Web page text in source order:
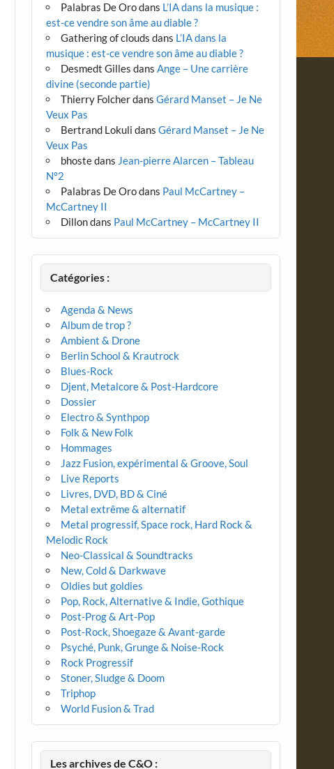
Palabras De Orodans L’IA dans la musique :
est-ce vendre son âme au diable ?
Gathering of clouds dans L’IA dans la
musique : est-ce vendre son âme au diable ?
Desmedt Gilles dansAnge – Une carrière
divine (seconde partie)
Thierry FolcherdansGérard Manset – Je Ne
Veux Pas
Bertrand Lokuli dansGérard Manset – Je Ne
Veux Pas
bhostedans Jean-pierre Alarcen – Tableau
N°2
Palabras De Orodans Paul McCartney –
McCartney II
Dillondans Paul McCartney – McCartney II
Catégories :
Agenda & News
Album de trop ?
Ambient & Drone
Berlin School & Krautrock
Blues-Rock
Djent, Metalcore & Post-Hardcore
Dossier
Electro & Synthpop
Folk & New Folk
Hommages
Jazz Fusion, expérimental & Groove, Soul
Live Reports
Livres, DVD, BD & Ciné
Metal extrême & alternatif
Metal progressif, Space rock, Hard Rock &
Melodic Rock
Neo-Classical & Soundtracks
New, Cold & Darkwave
Oldies but goldies
Pop, Rock, Alternative & Indie, Gothique
Post-Prog & Art-Pop
Post-Rock, Shoegaze & Avant-garde
Psyché, Punk, Grunge & Noise-Rock
Rock Progressif
Stoner, Sludge & Doom
Triphop
World Fusion & Trad
Les archives de C&O :